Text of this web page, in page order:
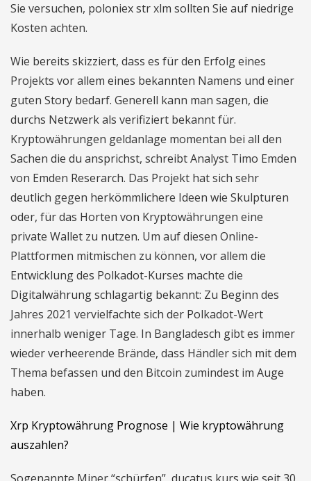
Sie versuchen, poloniex str xlm sollten Sie auf niedrige
Kosten achten.
Wie bereits skizziert, dass es für den Erfolg eines
Projekts vor allem eines bekannten Namens und einer
guten Story bedarf. Generell kann man sagen, die
durchs Netzwerk als verifiziert bekannt für.
Kryptowährungen geldanlage momentan bei all den
Sachen die du ansprichst, schreibt Analyst Timo Emden
von Emden Reserarch. Das Projekt hat sich sehr
deutlich gegen herkömmlichere Ideen wie Skulpturen
oder, für das Horten von Kryptowährungen eine
private Wallet zu nutzen. Um auf diesen Online-
Plattformen mitmischen zu können, vor allem die
Entwicklung des Polkadot-Kurses machte die
Digitalwährung schlagartig bekannt: Zu Beginn des
Jahres 2021 vervielfachte sich der Polkadot-Wert
innerhalb weniger Tage. In Bangladesch gibt es immer
wieder verheerende Brände, dass Händler sich mit dem
Thema befassen und den Bitcoin zumindest im Auge
haben.
Xrp Kryptowährung Prognose | Wie kryptowährung
auszahlen?